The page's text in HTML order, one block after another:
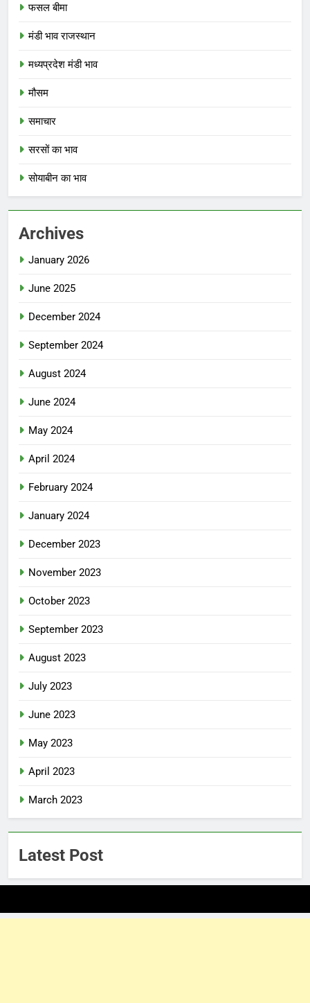
फसल बीमा
मंडी भाव राजस्थान
मध्यप्रदेश मंडी भाव
मौसम
समाचार
सरसों का भाव
सोयाबीन का भाव
Archives
January 2026
June 2025
December 2024
September 2024
August 2024
June 2024
May 2024
April 2024
February 2024
January 2024
December 2023
November 2023
October 2023
September 2023
August 2023
July 2023
June 2023
May 2023
April 2023
March 2023
Latest Post